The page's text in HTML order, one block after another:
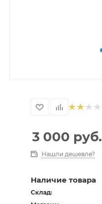
3 000 руб.
Нашли дешевле?
Наличие товара
Склад: